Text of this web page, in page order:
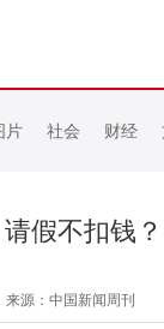
片 社会 财经
假不扣钱？
来源：中国新闻周刊